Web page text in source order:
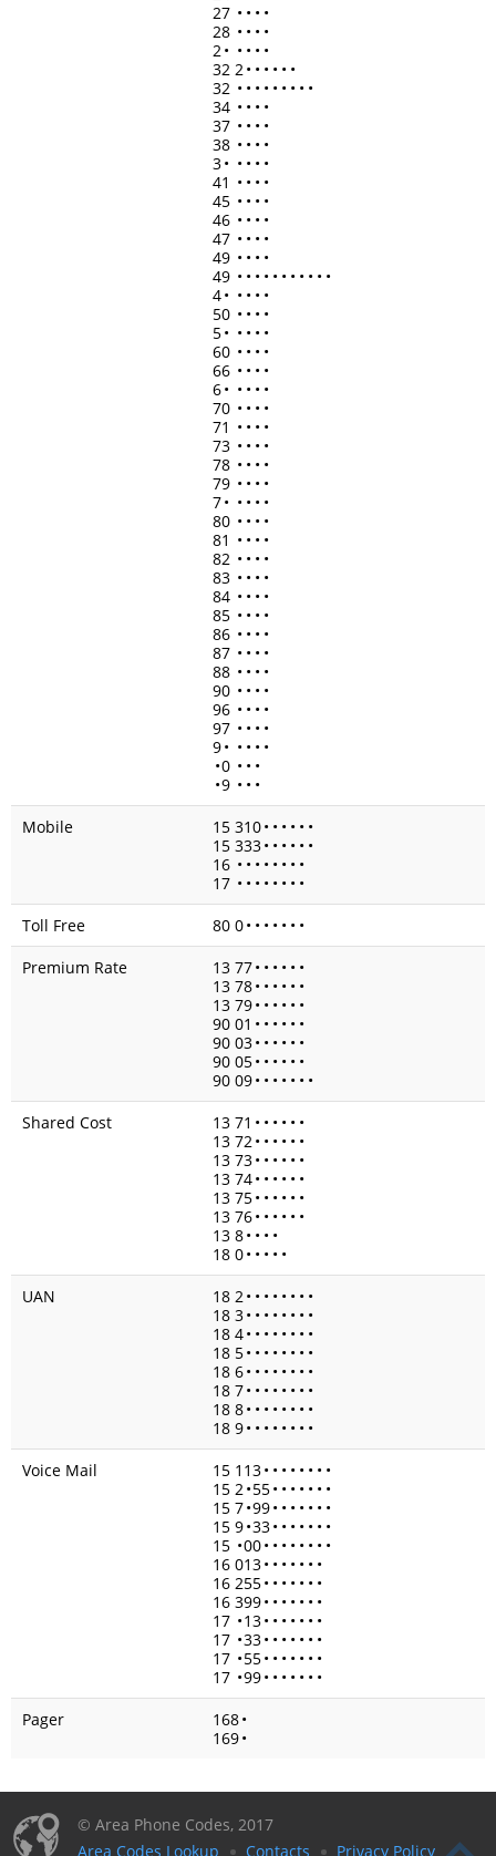
27 • • • •
28 • • • •
2• • • • •
32 2• • • • • •
32 • • • • • • • • •
34 • • • •
37 • • • •
38 • • • •
3• • • • •
41 • • • •
45 • • • •
46 • • • •
47 • • • •
49 • • • •
49 • • • • • • • • • • •
4• • • • •
50 • • • •
5• • • • •
60 • • • •
66 • • • •
6• • • • •
70 • • • •
71 • • • •
73 • • • •
78 • • • •
79 • • • •
7• • • • •
80 • • • •
81 • • • •
82 • • • •
83 • • • •
84 • • • •
85 • • • •
86 • • • •
87 • • • •
88 • • • •
90 • • • •
96 • • • •
97 • • • •
9• • • • •
•0 • • •
•9 • • •
Mobile
15 310• • • • • •
15 333• • • • • •
16 • • • • • • • •
17 • • • • • • • •
Toll Free
80 0• • • • • • •
Premium Rate
13 77• • • • • •
13 78• • • • • •
13 79• • • • • •
90 01 • • • • • •
90 03• • • • • •
90 05• • • • • •
90 09• • • • • • •
Shared Cost
13 71 • • • • • •
13 72• • • • • •
13 73• • • • • •
13 74• • • • • •
13 75• • • • • •
13 76• • • • • •
13 8• • • •
18 0• • • • •
UAN
18 2• • • • • • • •
18 3• • • • • • • •
18 4• • • • • • • •
18 5• • • • • • • •
18 6• • • • • • • •
18 7• • • • • • • •
18 8• • • • • • • •
18 9• • • • • • • •
Voice Mail
15 113• • • • • • • •
15 2•55• • • • • • •
15 7•99• • • • • • •
15 9•33• • • • • • •
15 •00• • • • • • • •
16 013• • • • • • •
16 255• • • • • • •
16 399• • • • • • •
17 •13• • • • • • •
17 •33• • • • • • •
17 •55• • • • • • •
17 •99• • • • • • •
Pager
168•
169•
© Area Phone Codes, 2017
Area Codes Lookup
Contacts Privacy Policy